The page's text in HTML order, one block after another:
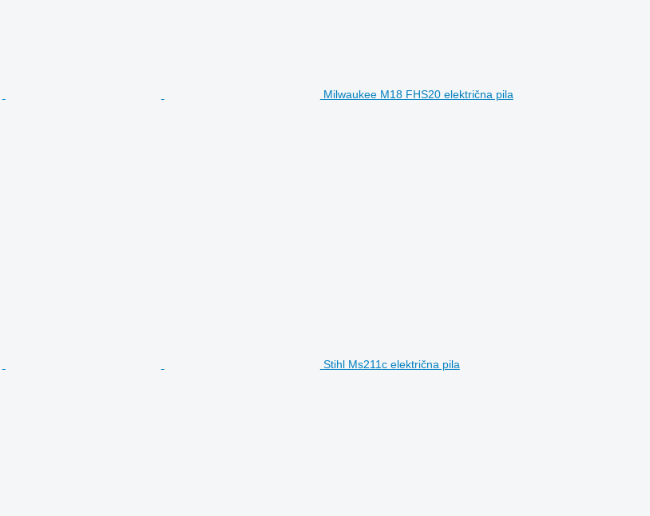
Milwaukee M18 FHS20 električna pila
Stihl Ms211c električna pila